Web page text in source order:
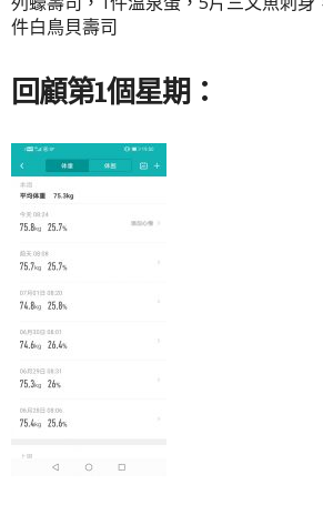
件白鳥貝壽司
回顧第1個星期：